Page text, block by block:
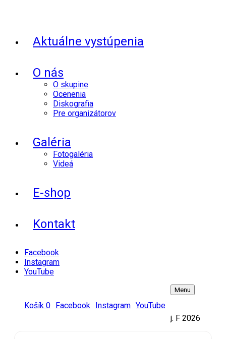
Aktuálne vystúpenia
O nás
O skupine
Ocenenia
Diskografia
Pre organizátorov
Galéria
Fotogaléria
Videá
E-shop
Kontakt
Facebook
Instagram
YouTube
Košík 0 Facebook Instagram YouTube
Menu
j. F 2026